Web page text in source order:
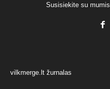
Susisiekite su
vilkmerge.lt žurnalas